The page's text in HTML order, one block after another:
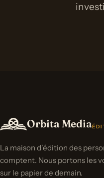
Orbita Media
La maison d'édition des
comptent. Nous portons les
sur le papier de demain.